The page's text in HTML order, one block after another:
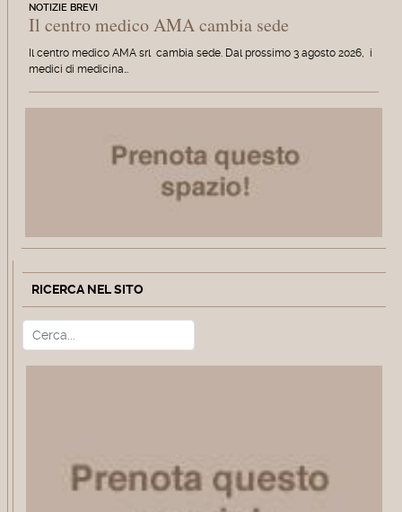
NOTIZIE BREVI
Il centro medico AMA cambia sede
Il centro medico AMA srl cambia sede. Dal prossimo 3 agosto 2026, i
medici di medicina…
RICERCA NEL SITO
Cerca Type 2 or more characters for